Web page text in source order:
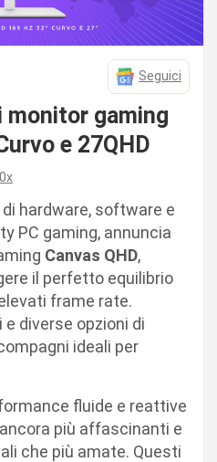
Seguici
monitor gaming
e 27QHD
hardware, software e
PC gaming, annuncia
Canvas QHD,
il perfetto equilibrio
frame rate.
e diverse opzioni di
ideali per
fluide e reattive
più affascinanti e
che più amate. Questi